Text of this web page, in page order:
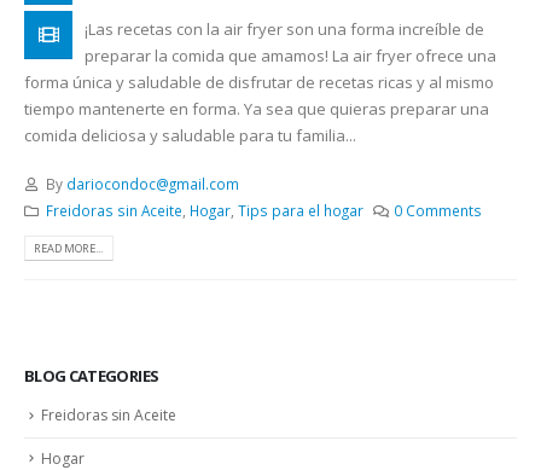
¡Las recetas con la air fryer son una forma increíble de
preparar la comida que amamos! La air fryer ofrece una
forma única y saludable de disfrutar de recetas ricas y al mismo
tiempo mantenerte en forma. Ya sea que quieras preparar una
comida deliciosa y saludable para tu familia...
By dariocondoc@gmail.com
Freidoras sin Aceite Hogar, Tips para el hogar 0 Comments
READ MORE...
BLOG CATEGORIES
Freidoras sin Aceite
Hogar